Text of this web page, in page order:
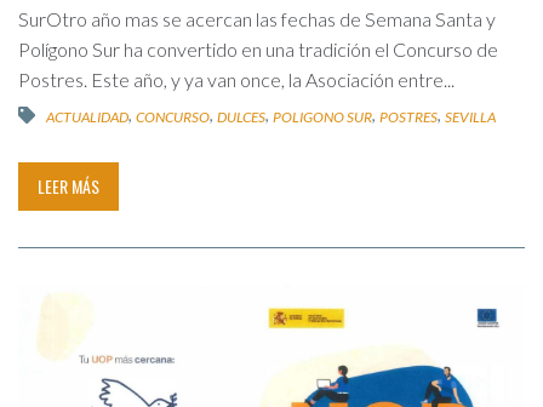
SurOtro año mas se acercan las fechas de Semana Santa y
Polígono Sur ha convertido en una tradición el Concurso de
Postres. Este año, y ya van once, la Asociación entre...
ACTUALIDAD, CONCURSO, DULCES, POLIGONO SUR, POSTRES, SEVILLA
LEER MÁS